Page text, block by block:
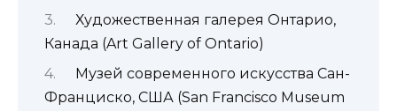
Художественная галерея Онтарио,
Канада (Art Gallery of Ontario)
Музей современного искусства Сан-
Франциско, США (San Francisco Museum